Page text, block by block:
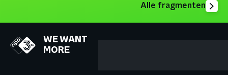
Alle fragmenten
WE WANT
MORE